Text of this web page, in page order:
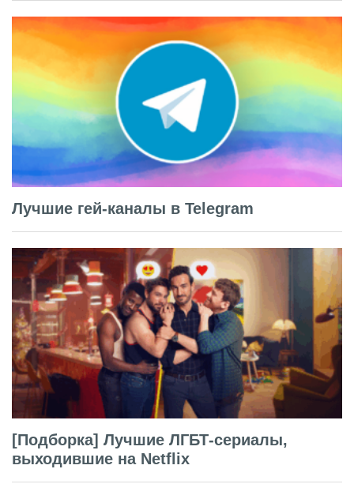
Лучшие гей-каналы в Telegram
[Подборка] Лучшие ЛГБТ-сериалы,
выходившие на Netflix